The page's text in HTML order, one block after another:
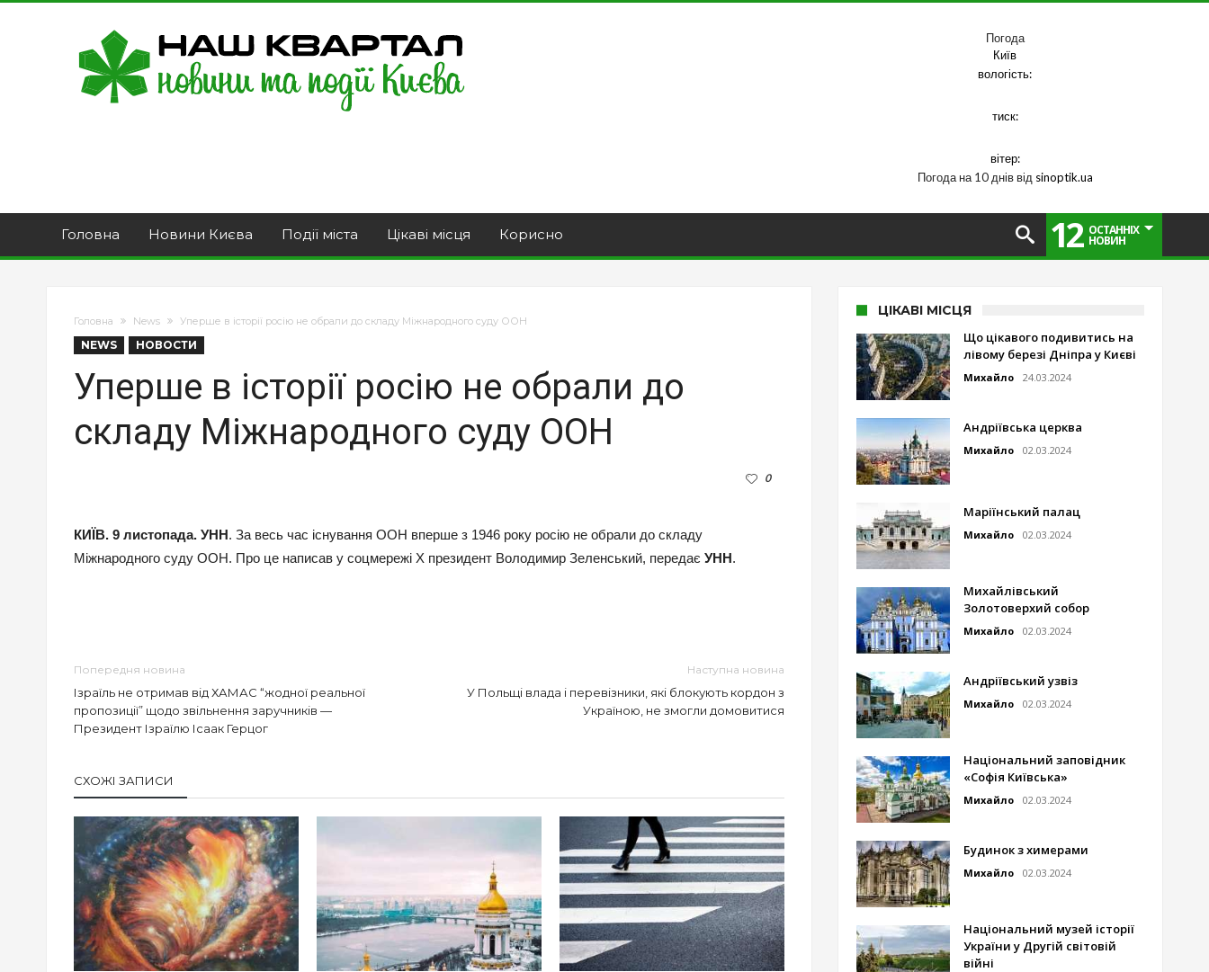
Погода
Київ
вологість:
тиск:
вітер:
Погода на 10 днів від sinoptik.ua
Головна Новини Києва Події міста Цікаві місця Корисно 12 ОСТАННІХ
НОВИН
Головна News Уперше в історії росію не обрали до складу Міжнародного суду ООН
NEWS НОВОСТИ
Уперше в історії росію не обрали до
складу Міжнародного суду ООН
0
КИЇВ. 9 листопада. УНН. За весь час існування ООН вперше з 1946 року росію не обрали до складу
Міжнародного суду ООН. Про це написав у соцмережі Х президент Володимир Зеленський, передає УНН.
Попередня новина
Ізраїль не отримав від ХАМАС “жодної реальної
пропозиції” щодо звільнення заручників —
Президент Ізраїлю Ісаак Герцог
Наступна новина
У Польщі влада і перевізники, які блокують кордон з
Україною, не змогли домовитися
СХОЖІ ЗАПИСИ
ЦІКАВІ МІСЦЯ
Що цікавого подивитись на
лівому березі Дніпра у Києві
Михайло 24.03.2024
Андріївська церква
Михайло 02.03.2024
Маріїнський палац
Михайло 02.03.2024
Михайлівський
Золотоверхий собор
Михайло 02.03.2024
Андріївський узвіз
Михайло 02.03.2024
Національний заповідник
«Софія Київська»
Михайло 02.03.2024
Будинок з химерами
Михайло 02.03.2024
Національний музей історії
України у Другій світовій
війні